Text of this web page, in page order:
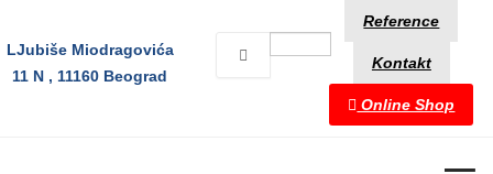
LJubiše Miodragovića
11 N , 11160 Beograd
Reference
Kontakt
Online Shop